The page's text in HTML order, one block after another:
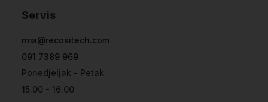
Servis
rma@recositech.com
091 7389 969
Ponedjeljak - Petak
15.00 - 16.00